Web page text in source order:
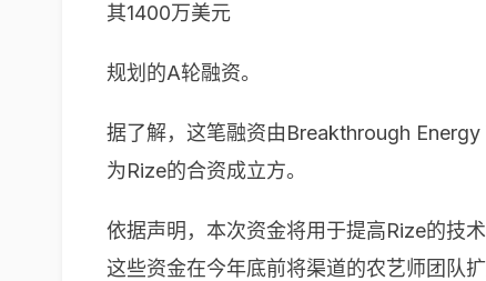
其1400万美元
规划的A轮融资。
据了解，这笔融资由Breakthrough
为Rize的合资成立方。
依据声明，本次资金将用于提高Rize的技
这些资金在今年底前将渠道的农艺师团队扩